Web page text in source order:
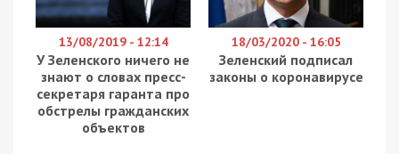
13/08/2019 - 12:14
У Зеленского ничего не
знают о словах пресс-
секретаря гаранта про
обстрелы гражданских
объектов
18/03/2020 - 16:05
Зеленский подписал
законы о коронавирусе